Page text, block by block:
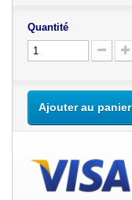
Quantité
Ajouter au panier